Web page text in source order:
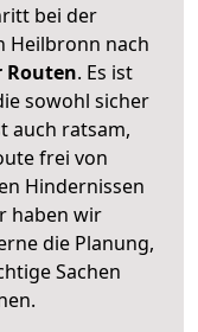
bei der
Heilbronn nach
Routen. Es ist
sowohl sicher
auch ratsam,
frei von
Hindernissen
haben wir
die Planung,
Sachen